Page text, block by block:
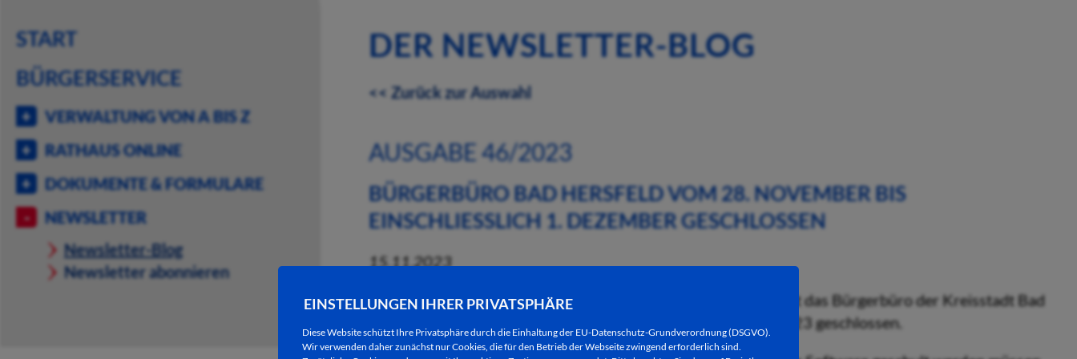
EINSTELLUNGEN IHRER PRIVATSPHÄRE
Diese Website schützt Ihre Privatsphäre durch die Einhaltung der EU-Datenschutz-Grundverordnung (DSGVO).
Wir verwenden daher zunächst nur Cookies, die für den Betrieb der Webseite zwingend erforderlich sind.
START
BÜRGERSERVICE
VERWALTUNG VON A BIS Z
RATHAUS ONLINE
DOKUMENTE & FORMULARE
NEWSLETTER
Newsletter-Blog
Newsletter abonnieren
DER NEWSLETTER-BLOG
<< Zurück zur Auswahl
AUSGABE 46/2023
BÜRGERBÜRO BAD HERSFELD VOM 28. NOVEMBER BIS
EINSCHLIESSLICH 1. DEZEMBER GESCHLOSSEN
15.11.2023
Wegen einer notwendigen größeren Softwareumstellung bleibt das Bürgerbüro der Kreisstadt Bad
Hersfeld vom 28. November bis einschließlich 1.Dezember 2023 geschlossen.